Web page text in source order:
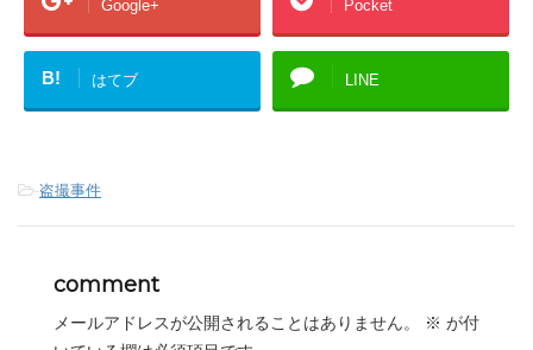
Google+ Pocket
B! はてブ LINE
-盗撮事件
comment
メールアドレスが公開されることはありません。 ※ が付